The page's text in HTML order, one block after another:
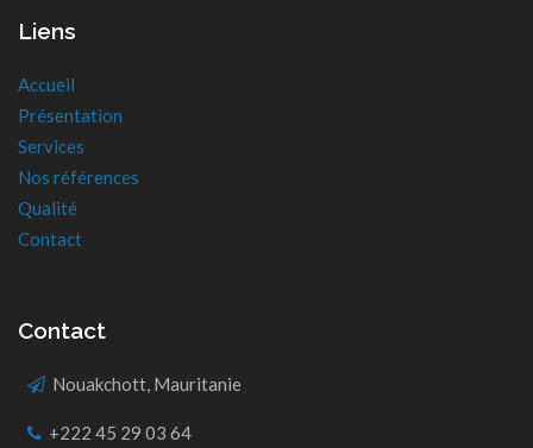
Liens
Accueil
Présentation
Services
Nos références
Qualité
Contact
Contact
Nouakchott, Mauritanie
+222 45 29 03 64